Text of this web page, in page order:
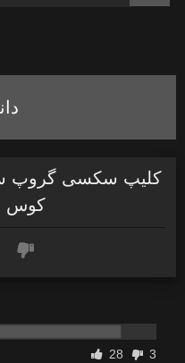
کلیپ سکسی گروپ
کوس
28 3